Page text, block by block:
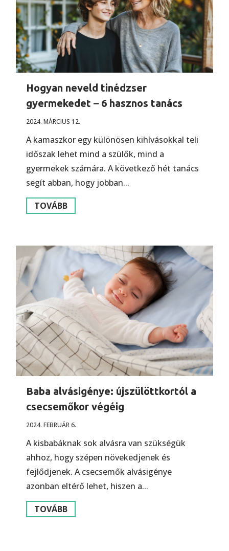
Hogyan neveld tinédzser
gyermekedet – 6 hasznos tanács
2024. MÁRCIUS 12.
A kamaszkor egy különösen kihívásokkal teli
időszak lehet mind a szülők, mind a
gyermekek számára. A következő hét tanács
segít abban, hogy jobban...
TOVÁBB
Baba alvásigénye: újszülöttkortól a
csecsemőkor végéig
2024. FEBRUÁR 6.
A kisbabáknak sok alvásra van szükségük
ahhoz, hogy szépen növekedjenek és
fejlődjenek. A csecsemők alvásigénye
azonban eltérő lehet, hiszen a...
TOVÁBB